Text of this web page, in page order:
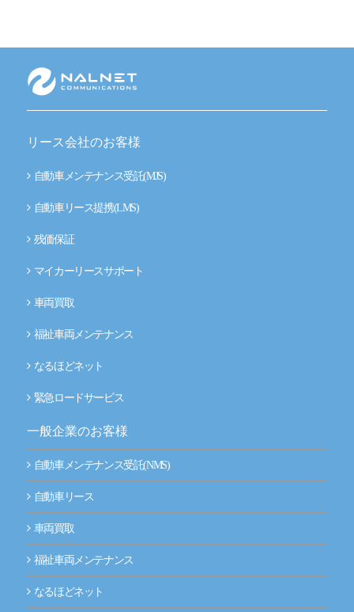
リース会社のお客様
自動車メンテナンス受託(MJS)
自動車リース提携(LMS)
残価保証
マイカーリースサポート
車両買取
福祉車両メンテナンス
なるほどネット
緊急ロードサービス
一般企業のお客様
自動車メンテナンス受託(NMS)
自動車リース
車両買取
福祉車両メンテナンス
なるほどネット
整備工場のお客様
momoCan
モビノワ
企業情報
ご挨拶
経営理念
企業概要
事業拠点（事務所一覧）
ESGの取り組み
IR情報
採用情報
ニュースルーム